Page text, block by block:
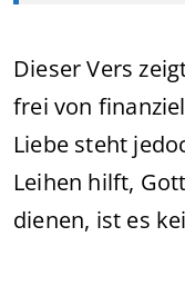
Dieser Vers
frei von
Liebe steht
Leihen hilft,
dienen, ist es